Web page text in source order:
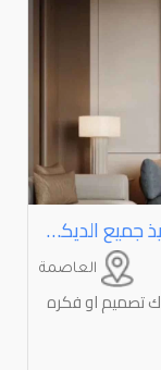
خصم ⁦⁦50⁩⁩% على التصميم ) تصميم و تنفيذ جميع الديكورات الداخلية
العاصمة
تصميم او فكره